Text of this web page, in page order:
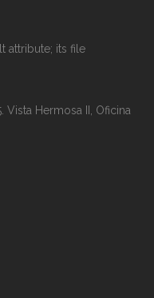
Vista Hermosa II, Oficina